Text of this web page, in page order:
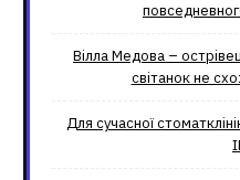
Вілла Медова –
світанок не
Для сучасної